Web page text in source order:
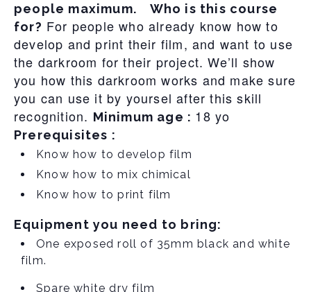
people maximum.
Who is this course
for? For people who already know how to
develop and print their film, and want to use
the darkroom for their project. We’ll show
you how this darkroom works and make sure
you can use it by yoursel after this skill
recognition. Minimum age : 18 yo
Prerequisites :
Know how to develop film
Know how to mix chimical
Know how to print film
Equipment you need to bring:
One exposed roll of 35mm black and white
film.
Spare white dry film